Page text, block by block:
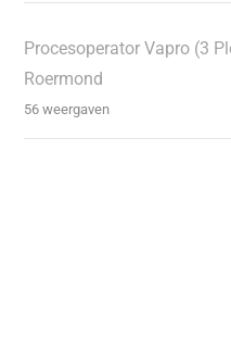
Procesoperator Vapro (3
Roermond
56 weergaven